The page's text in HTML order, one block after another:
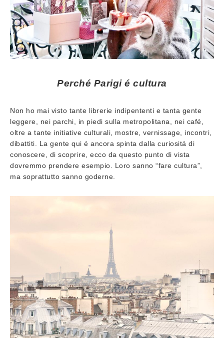
Perché Parigi é cultura
Non ho mai visto tante librerie indipententi e tanta gente
leggere, nei parchi, in piedi sulla metropolitana, nei café,
oltre a tante initiative culturali, mostre, vernissage, incontri,
dibattiti. La gente qui é ancora spinta dalla curiositá di
conoscere, di scoprire, ecco da questo punto di vista
dovremmo prendere esempio. Loro sanno “fare cultura”,
ma soprattutto sanno goderne.